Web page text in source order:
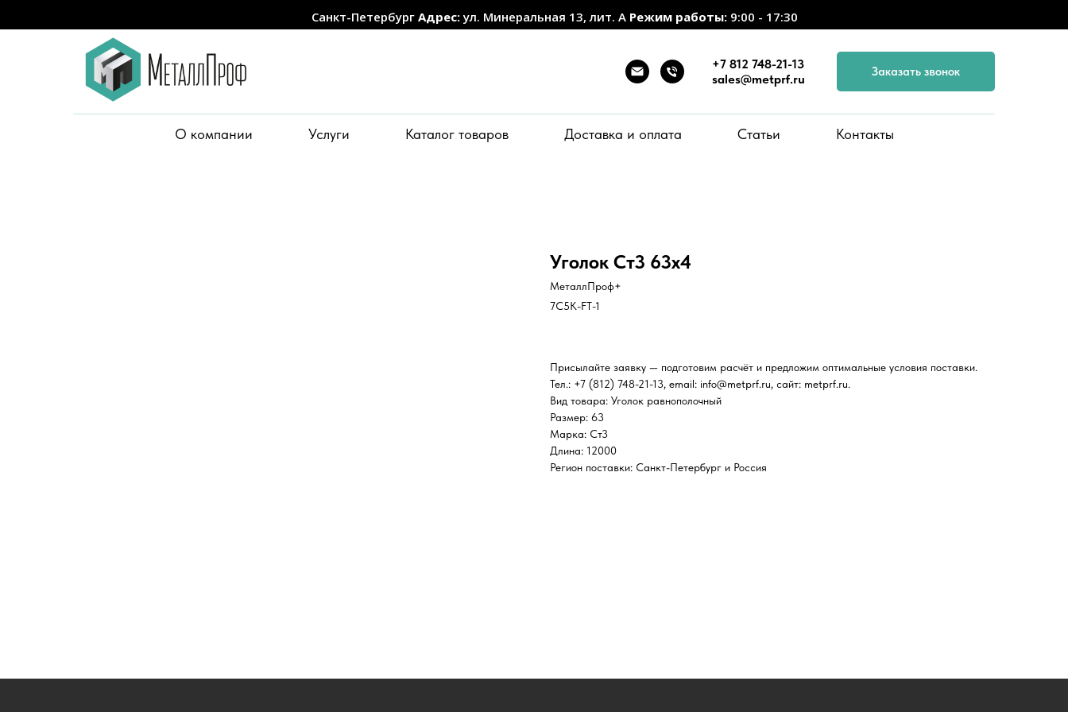
Санкт-Петербург Адрес:ул. Минеральная 13, лит. А Режим работы: 9:00 - 17:30
+7 812 748-21-13
sales@metprf.ru
Заказать звонок
О компании Услуги Каталог товаров Доставка и оплата Статьи Контакты
Уголок Ст3 63х4
МеталлПроф+
7C5K-FT-1
Присылайте заявку — подготовим расчёт и предложим оптимальные условия поставки.
Тел.: +7 (812) 748-21-13, email: info@metprf.ru, сайт: metprf.ru.
Вид товара: Уголок равнополочный
Размер: 63
Марка: Ст3
Длина: 12000
Регион поставки: Санкт-Петербург и Россия